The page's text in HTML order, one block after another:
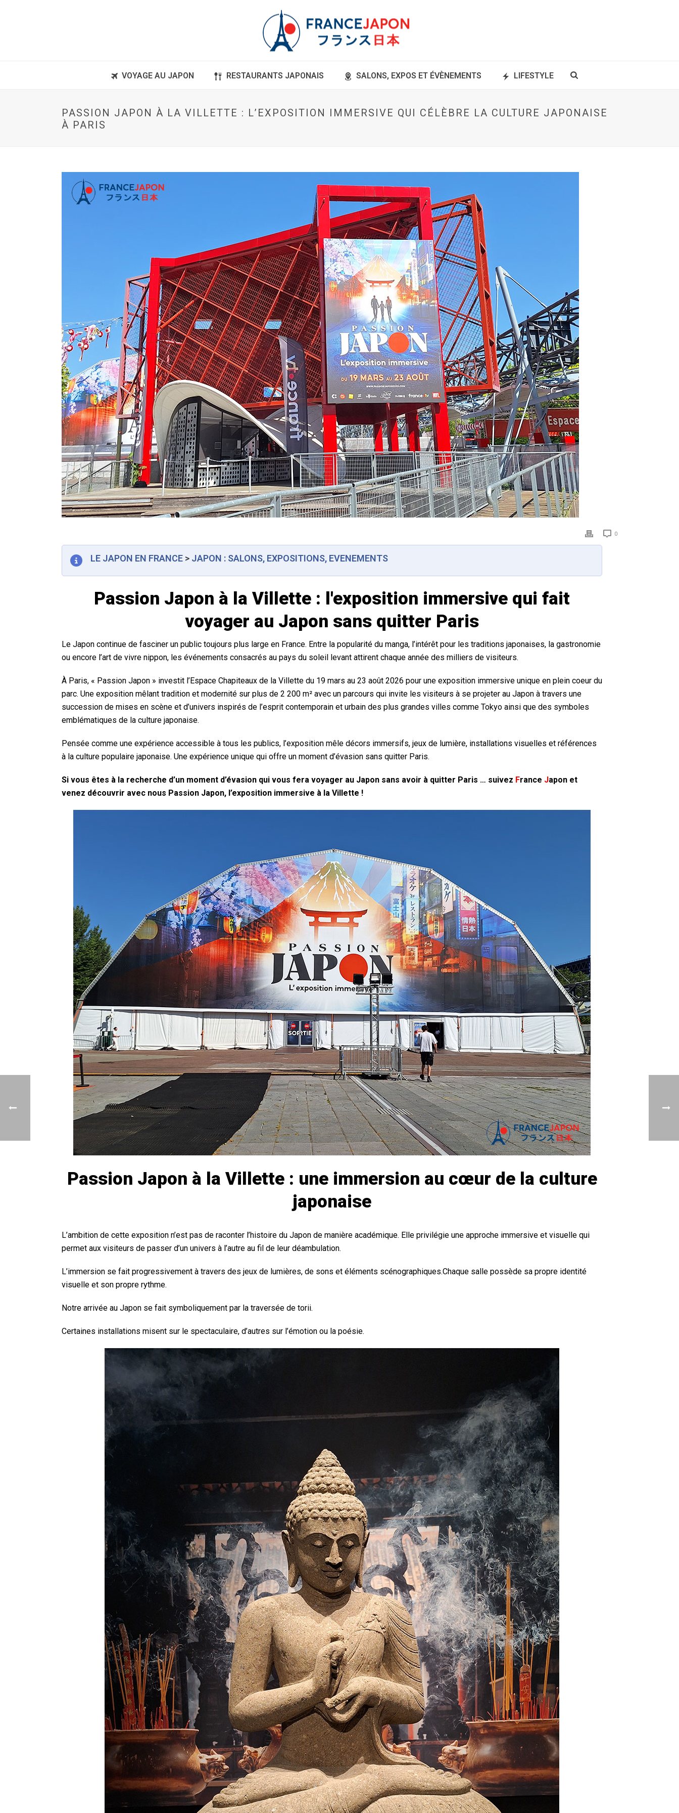
VOYAGE AU JAPON RESTAURANTS JAPONAIS SALONS, EXPOS ET ÉVÈNEMENTS LIFESTYLE
PASSION JAPON À LA VILLETTE : L’EXPOSITION IMMERSIVE QUI CÉLÈBRE LA CULTURE JAPONAISE
À PARIS
0
LE JAPON EN FRANCE > JAPON : SALONS, EXPOSITIONS, EVENEMENTS
Passion Japon à la Villette : l'exposition immersive qui fait
voyager au Japon sans quitter Paris
Le Japon continue de fasciner un public toujours plus large en France. Entre la popularité du manga, l’intérêt pour les traditions japonaises, la gastronomie
ou encore l’art de vivre nippon, les événements consacrés au pays du soleil levant attirent chaque année des milliers de visiteurs.
À Paris, « Passion Japon » investit l’Espace Chapiteaux de la Villette du 19 mars au 23 août 2026 pour une exposition immersive unique en plein coeur du
parc. Une exposition mêlant tradition et modernité sur plus de 2 200 m² avec un parcours qui invite les visiteurs à se projeter au Japon à travers une
succession de mises en scène et d’univers inspirés de l’esprit contemporain et urbain des plus grandes villes comme Tokyo ainsi que des symboles
emblématiques de la culture japonaise.
Pensée comme une expérience accessible à tous les publics, l’exposition mêle décors immersifs, jeux de lumière, installations visuelles et références
à la culture populaire japonaise. Une expérience unique qui offre un moment d’évasion sans quitter Paris.
Si vous êtes à la recherche d’un moment d’évasion qui vous fera voyager au Japon sans avoir à quitter Paris … suivez France Japon et
venez découvrir avec nous Passion Japon, l’exposition immersive à la Villette !
Passion Japon à la Villette : une immersion au cœur de la culture
japonaise
L’ambition de cette exposition n’est pas de raconter l’histoire du Japon de manière académique. Elle privilégie une approche immersive et visuelle qui
permet aux visiteurs de passer d’un univers à l’autre au fil de leur déambulation.
L’immersion se fait progressivement à travers des jeux de lumières, de sons et éléments scénographiques.Chaque salle possède sa propre identité
visuelle et son propre rythme.
Notre arrivée au Japon se fait symboliquement par la traversée de torii.
Certaines installations misent sur le spectaculaire, d’autres sur l’émotion ou la poésie.